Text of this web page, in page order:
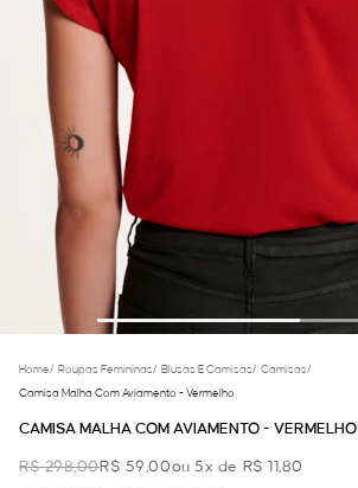
Home/ Roupas Femininas/ Blusas E Camisas/ Camisas/
Camisa Malha Com Aviamento - Vermelho
CAMISA MALHA COM AVIAMENTO - VERMELHO
R$ 298,00R$ 59,00ou 5x de R$ 11,80